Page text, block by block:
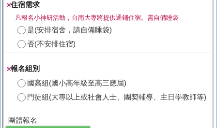
※住宿需求
凡報名小神研活動，台南大專將提供通鋪住宿。需自備睡袋
是(安排宿舍，請自備睡袋)
否(不安排住宿)
※報名組別
國高組(國小高年級至高三應屆)
門徒組(大專以上或社會人士、團契輔導、主日學教師等)
團體報名